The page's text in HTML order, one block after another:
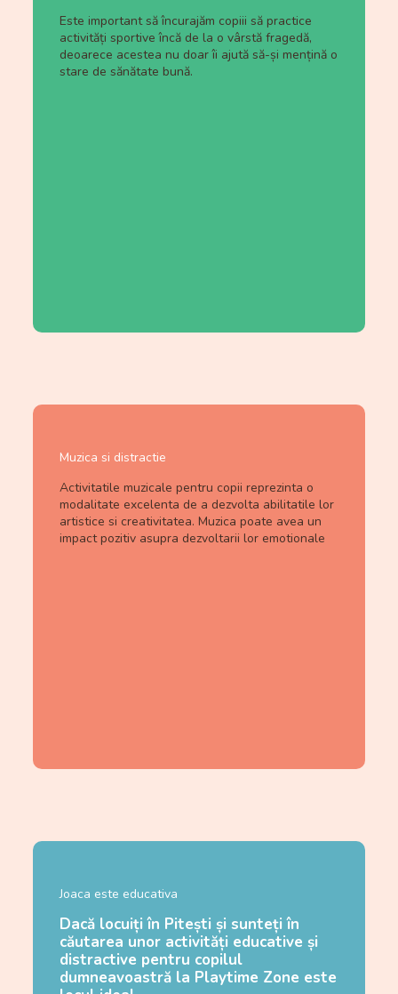
Este important să încurajăm copiii să practice
activități sportive încă de la o vârstă fragedă,
deoarece acestea nu doar îi ajută să-și mențină o
stare de sănătate bună.
Muzica si distractie
Activitatile muzicale pentru copii reprezinta o
modalitate excelenta de a dezvolta abilitatile lor
artistice si creativitatea. Muzica poate avea un
impact pozitiv asupra dezvoltarii lor emotionale
Joaca este educativa
Dacă locuiți în Pitești și sunteți în
căutarea unor activități educative și
distractive pentru copilul
dumneavoastră la Playtime Zone este